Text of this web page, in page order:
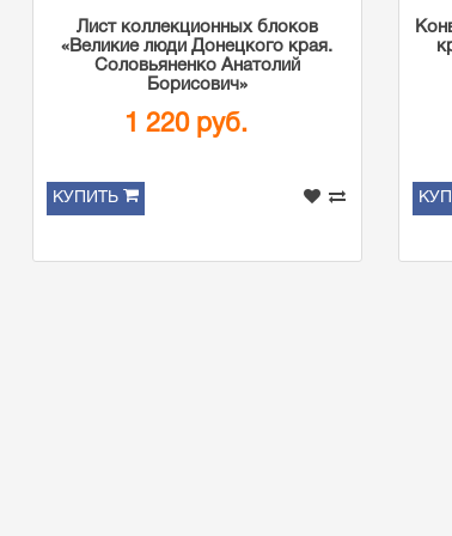
Лист коллекционных блоков
«Великие люди Донецкого края.
Соловьяненко Анатолий
Борисович»
1 220 руб.
КУПИТЬ